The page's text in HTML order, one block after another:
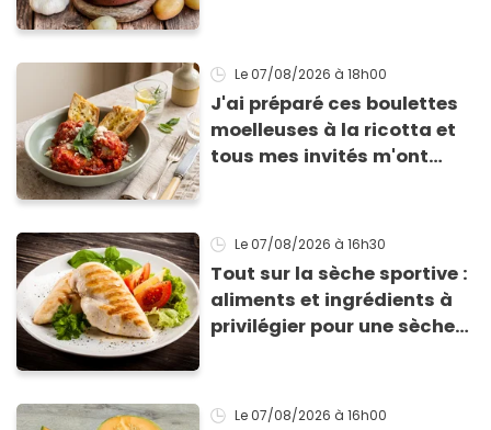
Le 07/08/2026 à 18h00
J'ai préparé ces boulettes
moelleuses à la ricotta et
tous mes invités m'ont
Le 07/08/2026 à 16h30
Tout sur la sèche sportive :
aliments et ingrédients à
privilégier pour une sèche
Le 07/08/2026 à 16h00